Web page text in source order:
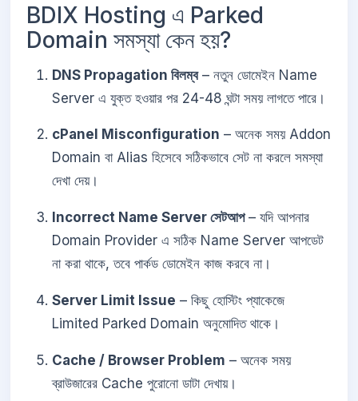
BDIX Hosting এ Parked
Domain সমস্যা কেন হয়?
DNS Propagation বিলম্ব– নতুন ডোমেইন Name
Server এ যুক্ত হওয়ার পর 24-48 ঘন্টা সময় লাগতে পারে।
cPanel Misconfiguration – অনেক সময় Addon
Domain বা Alias হিসেবে সঠিকভাবে সেট না করলে সমস্যা
দেখা দেয়।
Incorrect Name Server সেটআপ– যদি আপনার
Domain Provider এ সঠিক Name Server আপডেট
না করা থাকে, তবে পার্কড ডোমেইন কাজ করবে না।
Server Limit Issue – কিছু হোস্টিং প্যাকেজে
Limited Parked Domain অনুমোদিত থাকে।
Cache / Browser Problem – অনেক সময়
ব্রাউজারের Cache পুরোনো ডাটা দেখায়।